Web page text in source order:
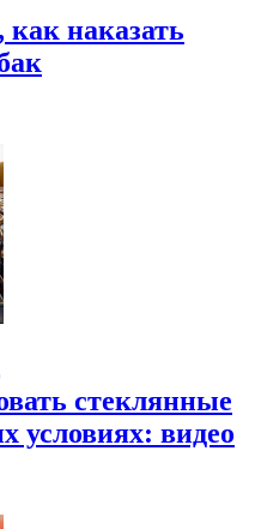
наказать
стеклянные
условиях: видео